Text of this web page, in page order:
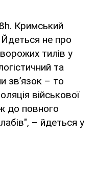
Кримський
не про
тилів у
та
звʼязок – то
військової
до повного
– йдеться у